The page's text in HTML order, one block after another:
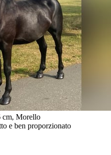
cm, Morello
e ben proporzionato